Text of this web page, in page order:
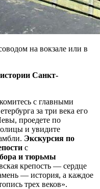
на вокзале или в
Санкт-
с главными
за три века его
проедете по
и увидите
Экскурсия по
с
и тюрьмы
крепость — сердце
— история, а каждое
трех веков».